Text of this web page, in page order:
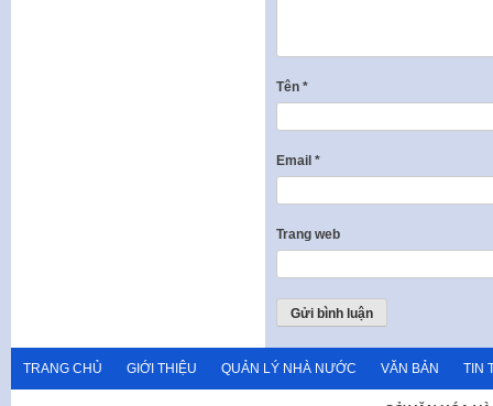
Tên *
Email *
Trang web
TRANG CHỦ GIỚI THIỆU QUẢN LÝ NHÀ NƯỚC VĂN BẢN TIN